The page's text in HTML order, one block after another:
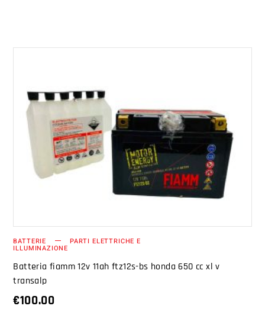
AGGIUNGI AL CARRELLO
BATTERIE PARTI ELETTRICHE E
ILLUMINAZIONE
Batteria fiamm 12v 11ah ftz12s-bs honda 650 cc xl v
transalp
€100.00